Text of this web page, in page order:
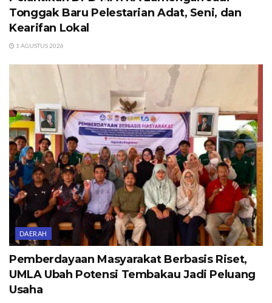
Tonggak Baru Pelestarian Adat, Seni, dan
Kearifan Lokal
1 AGUSTUS 2026
DAERAH
Pemberdayaan Masyarakat Berbasis Riset,
UMLA Ubah Potensi Tembakau Jadi Peluang
Usaha